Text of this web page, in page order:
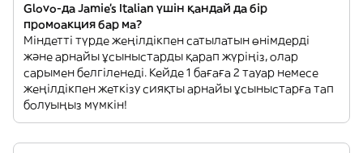
Glovo-да Jamie's Italian үшін қандай да бір
промоакция бар ма?
Міндетті түрде жеңілдікпен сатылатын өнімдерді
және арнайы ұсыныстарды қарап жүріңіз, олар
сарымен белгіленеді. Кейде 1 бағаға 2 тауар немесе
жеңілдікпен жеткізу сияқты арнайы ұсыныстарға тап
болуыңыз мүмкін!